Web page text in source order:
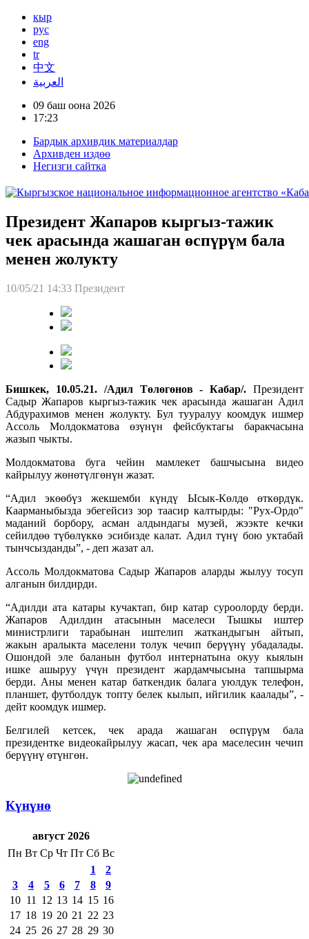
кыр
рус
eng
tr
中文
العربية
09 баш оона 2026
17:23
Бардык архивдик материалдар
Архивден издөө
Негизги сайтка
Президент Жапаров кыргыз-тажик
чек арасында жашаган өспүрүм бала
менен жолукту
10/05/21 14:33 Президент
Бишкек, 10.05.21. /Адил Төлөгөнов - Кабар/. Президент
Садыр Жапаров кыргыз-тажик чек арасында жашаган Адил
Абдурахимов менен жолукту. Бул тууралуу коомдук ишмер
Ассоль Молдокматова өзүнүн фейсбуктагы баракчасына
жазып чыкты.
Молдокматова буга чейин мамлекет башчысына видео
кайрылуу жөнөтүлгөнүн жазат.
“Адил экөөбүз жекшемби күндү Ысык-Көлдө өткөрдүк.
Каарманыбызда эбегейсиз зор таасир калтырды: "Рух-Ордо"
маданий борбору, асман алдындагы музей, жээкте кечки
сейилдөө түбөлүккө эсибизде калат. Адил түнү бою уктабай
тынчсызданды”, - деп жазат ал.
Ассоль Молдокматова Садыр Жапаров аларды жылуу тосуп
алганын билдирди.
“Адилди ата катары кучактап, бир катар суроолорду берди.
Жапаров Адилдин атасынын маселеси Тышкы иштер
министрлиги тарабынан иштелип жаткандыгын айтып,
жакын аралыкта маселени толук чечип берүүнү убадалады.
Ошондой эле баланын футбол интернатына окуу кыялын
ишке ашыруу үчүн президент жардамчысына тапшырма
берди. Аны менен катар баткендик балага уюлдук телефон,
планшет, футболдук топту белек кылып, ийгилик каалады”, -
дейт коомдук ишмер.
Белгилей кетсек, чек арада жашаган өспүрүм бала
президентке видеокайрылуу жасап, чек ара маселесин чечип
берүүнү өтүнгөн.
Күнүнө
август 2026
Пн Вт Ср Чт Пт Сб Вс
1
2
3
4 5 6 7 8
9
10 11 12 13 14 15 16
17 18 19 20 21 22 23
24 25 26 27 28 29 30